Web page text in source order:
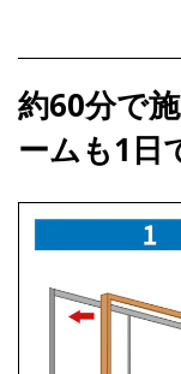
約60分で
ームも1日